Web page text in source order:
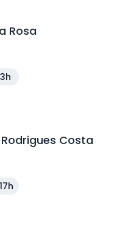
Rosa
Costa